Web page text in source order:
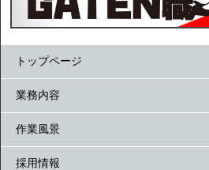
トップページ
業務内容
作業風景
採用情報